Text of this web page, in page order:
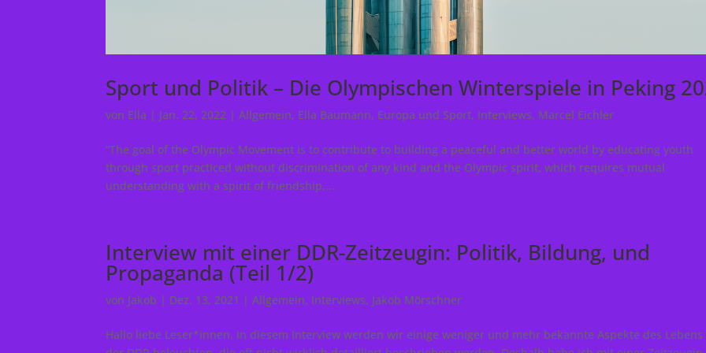
Sport und Politik – Die Olympischen Winterspiele in Peking
von Ella | Jan. 22, 2022 |Allgemein, Ella Baumann, Europa und Sport, Interviews, Marcel Eichler
“The goal of the Olympic Movement is to contribute to building a peaceful and better world by educating youth
through sport practiced without discrimination of any kind and the Olympic spirit, which requires mutual
understanding with a spirit of friendship,...
Interview mit einer DDR-Zeitzeugin: Politik, Bildung, und
Propaganda (Teil 1/2)
von Jakob | Dez. 13, 2021 |Allgemein, Interviews, Jakob Mörschner
Hallo liebe Leser*innen. In diesem Interview werden wir einige weniger und mehr bekannte Aspekte des Lebens